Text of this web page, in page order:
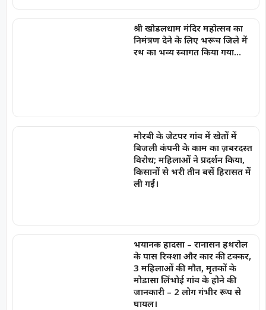
श्री खोडलधाम मंदिर महोत्सव का
निमंत्रण देने के लिए भरूच जिले में
रथ का भव्य स्वागत किया गया…
मोरबी के जेटपर गांव में खेतों में
बिजली कंपनी के काम का ज़बरदस्त
विरोध; महिलाओं ने प्रदर्शन किया,
किसानों से भरी तीन बसें हिरासत में
ली गईं।
भयानक हादसा – रानासन हथरोल
के पास रिक्शा और कार की टक्कर,
3 महिलाओं की मौत, मृतकों के
मोडासा लिंभोई गांव के होने की
जानकारी – 2 लोग गंभीर रूप से
घायल।